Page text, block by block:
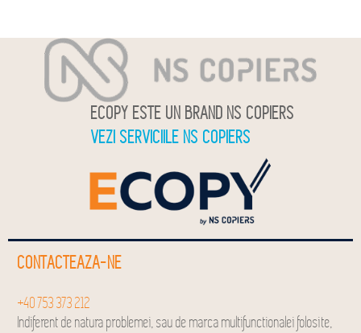
ECOPY ESTE UN BRAND NS COPIERS
VEZI SERVICIILE NS COPIERS
CONTACTEAZA-NE
+40 753 373 212
Indiferent de natura problemei, sau de marca multifunctionalei folosite,